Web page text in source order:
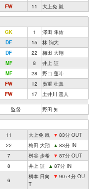
FW 11 大上免 嵐
GK 1
澤田 隼佑
DF 15
林 詢大
DF 22
梅田 大翔
MF 8
井上 証
MF 28
野口 蓮斗
FW 12
廣重 壮真
FW 17 土井川 遥人
監督 野田 知
11 大上免 嵐 ▼ 83分 OUT
22 梅田 大翔 ▲ 83分 IN
7 桝谷 歩希 ▼ 87分 OUT
8 井上 証 ▲ 87分 IN
6
橋本 日向 ▼ 90+4分 OU
T